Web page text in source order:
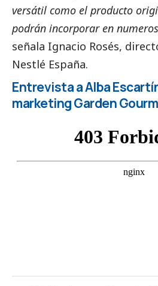
versátil como el producto
podrán incorporar en
señala Ignacio Rosés,
Nestlé España.
Entrevista a Alba
marketing Garden